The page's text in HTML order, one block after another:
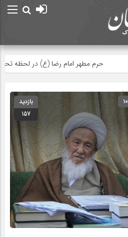
حرم مطهر امام رضا (ع) در لحظه تحویل
بازدید
157